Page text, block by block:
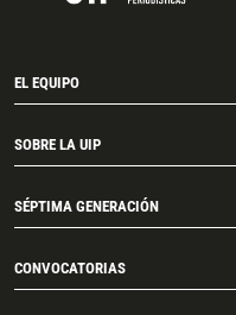
EL EQUIPO
SOBRE LA UIP
SÉPTIMA GENERACIÓN
CONVOCATORIAS